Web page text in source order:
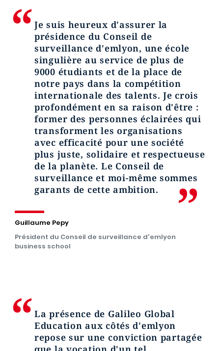
Je suis heureux d'assurer la
présidence du Conseil de
surveillance d'emlyon, une école
singulière au service de plus de
9000 étudiants et de la place de
notre pays dans la compétition
internationale des talents. Je crois
profondément en sa raison d'être :
former des personnes éclairées qui
transforment les organisations
avec efficacité pour une société
plus juste, solidaire et respectueuse
de la planète. Le Conseil de
surveillance et moi-même sommes
garants de cette ambition.
Guillaume Pepy
Président du Conseil de surveillance d'emlyon
business school
La présence de Galileo Global
Education aux côtés d'emlyon
repose sur une conviction partagée